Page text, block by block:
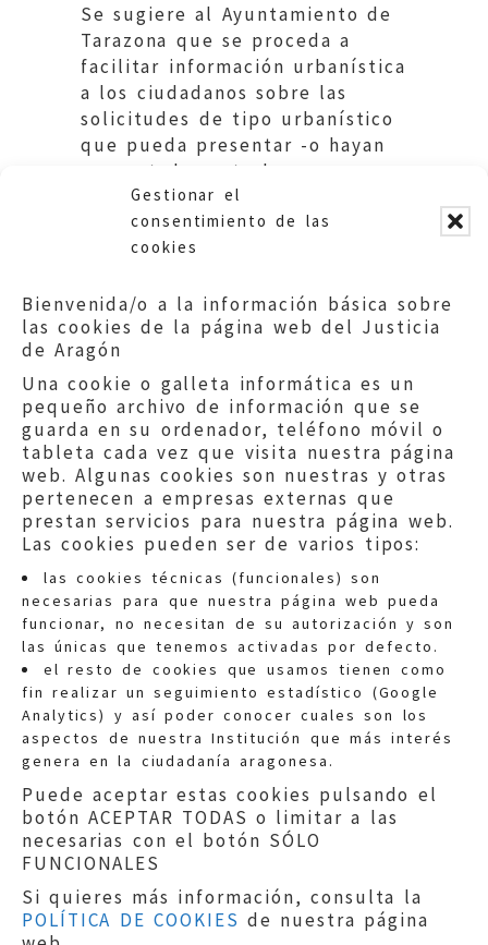
Gestionar el
consentimiento de las
cookies
Bienvenida/o a la información básica sobre
las cookies de la página web del Justicia
de Aragón
Una cookie o galleta informática es un
pequeño archivo de información que se
guarda en su ordenador, teléfono móvil o
tableta cada vez que visita nuestra página
web. Algunas cookies son nuestras y otras
pertenecen a empresas externas que
prestan servicios para nuestra página web.
Las cookies pueden ser de varios tipos:
las cookies técnicas (funcionales) son
necesarias para que nuestra página web pueda
funcionar, no necesitan de su autorización y son
las únicas que tenemos activadas por defecto.
el resto de cookies que usamos tienen como
fin realizar un seguimiento estadístico (Google
Analytics) y así poder conocer cuales son los
aspectos de nuestra Institución que más interés
genera en la ciudadanía aragonesa.
Puede aceptar estas cookies pulsando el
botón ACEPTAR TODAS o limitar a las
necesarias con el botón SÓLO
FUNCIONALES
Si quieres más información, consulta la
POLÍTICA DE COOKIES de nuestra página
Se sugiere al Ayuntamiento de
Tarazona que se proceda a
facilitar información urbanística
a los ciudadanos sobre las
solicitudes de tipo urbanístico
que pueda presentar -o hayan
presentado- ante la
Corporación.
Quejas:quejas@eljusticiadearagon.es
Información general:
informacion@eljusticiadearagon.es
Teléfonos:900 210 210/
Aviso legal|Política de privacidad|